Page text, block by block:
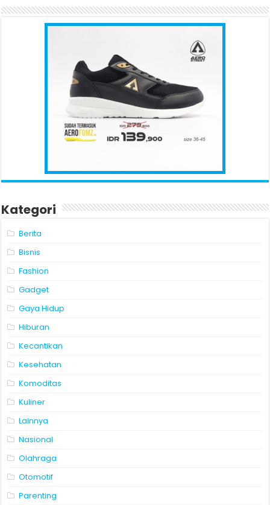
Kategori
Berita
Bisnis
Fashion
Gadget
Gaya Hidup
Hiburan
Kecantikan
Kesehatan
Komoditas
Kuliner
Lainnya
Nasional
Olahraga
Otomotif
Parenting